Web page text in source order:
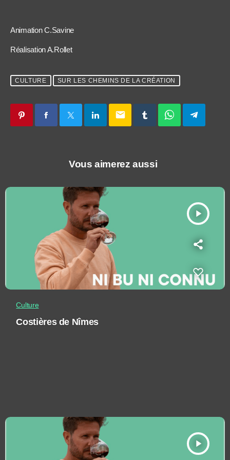
Animation C.Savine
Réalisation A.Rollet
CULTURE SUR LES CHEMINS DE LA CRÉATION
email
Vous aimerez aussi
play_arrow
Culture
Costières de Nîmes
play_arrow